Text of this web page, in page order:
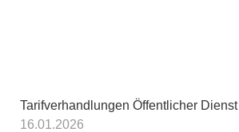
Tarifverhandlungen Öffentlicher Dienst
16.01.2026